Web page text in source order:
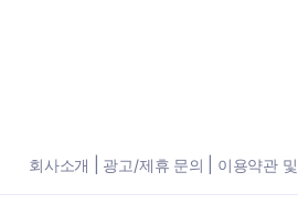
회사소개 광고/제휴 문의 이용약관